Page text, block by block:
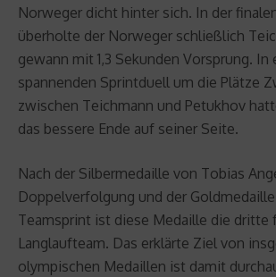
Norweger dicht hinter sich. In der
überholte der Norweger schließlich
gewann mit 1,3 Sekunden Vorsprung. In
spannenden Sprintduell um die Plätze
zwischen Teichmann und Petukhov
das bessere Ende auf seiner Seite.
Nach der Silbermedaille von Tobias
Doppelverfolgung und der
Teamsprint ist diese Medaille die dritte
Langlaufteam. Das erklärte Ziel von
olympischen Medaillen ist damit